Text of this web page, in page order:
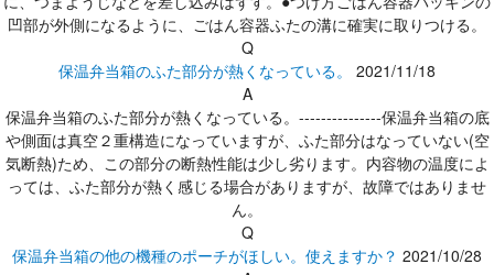
凹部が外側になるように、ごはん容器ふたの溝に確実に取りつける。
Q
保温弁当箱のふた部分が熱くなっている。
2021/11/18
A
保温弁当箱のふた部分が熱くなっている。---------------保温弁当箱の底
や側面は真空２重構造になっていますが、ふた部分はなっていない(空
気断熱)ため、この部分の断熱性能は少し劣ります。内容物の温度によ
っては、ふた部分が熱く感じる場合がありますが、故障ではありませ
ん。
Q
保温弁当箱の他の機種のポーチがほしい。使えますか？ 2021/10/28